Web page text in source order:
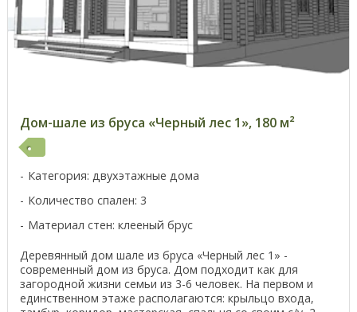
Дом-шале из бруса «Черный лес 1», 180 м²
Категория: двухэтажные дома
Количество спален: 3
Материал стен: клееный брус
Деревянный дом шале из бруса «Черный лес 1» -
современный дом из бруса. Дом подходит как для
загородной жизни семьи из 3-6 человек. На первом и
единственном этаже располагаются: крыльцо входа,